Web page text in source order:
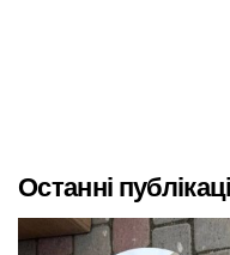
Останні